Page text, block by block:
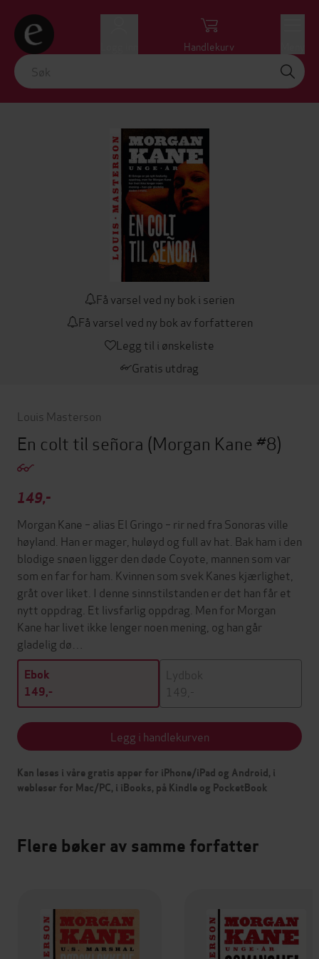
Handlekurv
Få varsel ved ny bok i serien
Få varsel ved ny bok av forfatteren
Legg til i ønskeliste
Gratis utdrag
Louis Masterson
En colt til señora (Morgan Kane #8)
149,-
Morgan Kane – alias El Gringo – rir ned fra Sonoras ville
høyland. Han er mager, huløyd og full av hat. Bak ham i den
blodige snøen ligger den døde Coyote, mannen som var
som en far for ham. Kvinnen som svek Kanes kjærlighet,
gråt over liket. I denne sinnstilstanden er det han får et
nytt oppdrag. Et livsfarlig oppdrag. Men for Morgan
Kane har livet ikke lenger noen mening, og han går
gladelig dø…
Ebok
149,-
Lydbok
149,-
Legg i handlekurven
Kan leses i våre gratis apper for iPhone/iPad og Android, i
webleser for Mac/PC, i iBooks, på Kindle og PocketBook
Flere bøker av samme forfatter